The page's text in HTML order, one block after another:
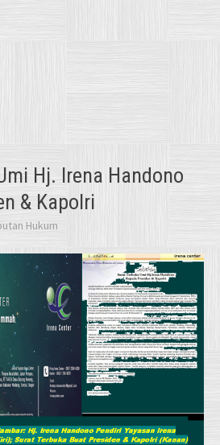
Hj. Irena Handono
& Kapolri
Hukum